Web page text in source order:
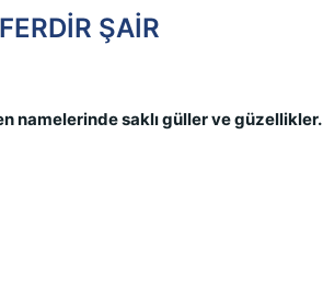
ŞAİR
namelerinde saklı güller ve güzellikler.